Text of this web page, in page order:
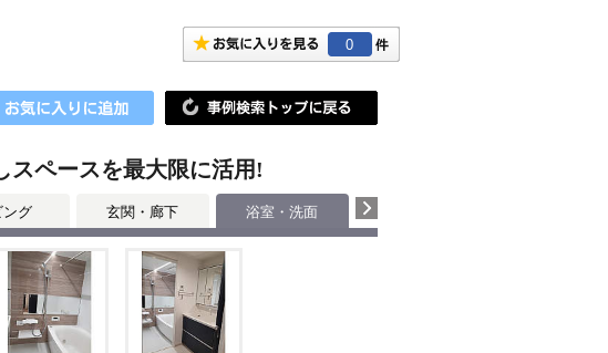
0
スペースを最大限に活用!
ング 玄関・廊下 浴室・洗面